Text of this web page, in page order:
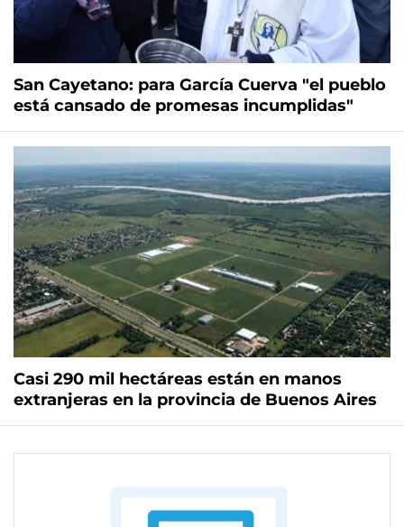
San Cayetano: para García Cuerva "el pueblo
está cansado de promesas incumplidas"
Casi 290 mil hectáreas están en manos
extranjeras en la provincia de Buenos Aires